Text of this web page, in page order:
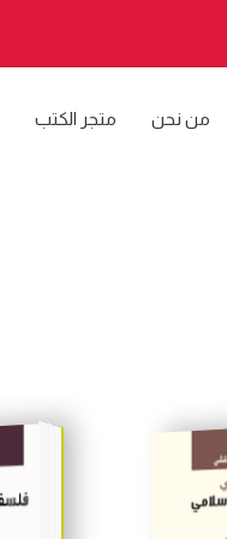
من نحن متجر الكتب